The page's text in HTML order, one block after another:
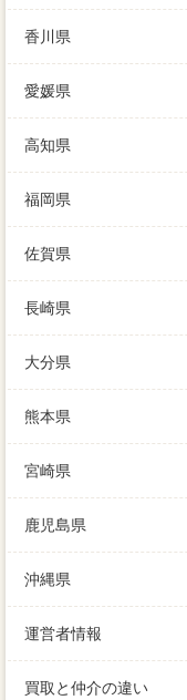
香川県
愛媛県
高知県
福岡県
佐賀県
長崎県
大分県
熊本県
宮崎県
鹿児島県
沖縄県
運営者情報
買取と仲介の違い